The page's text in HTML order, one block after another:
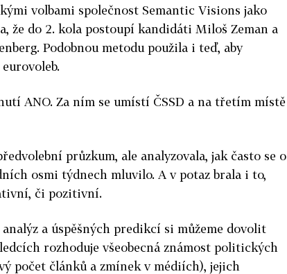
volbami společnost Semantic Visions jako
že do 2. kola postoupí kandidáti Miloš Zeman a
Podobnou metodu použila i teď, aby
ANO. Za ním se umístí ČSSD a na třetím místě
průzkum, ale analyzovala, jak často se o
osmi týdnech mluvilo. A v potaz brala i to,
či pozitivní.
a úspěšných predikcí si můžeme dovolit
rozhoduje všeobecná známost politických
počet článků a zmínek v médiích), jejich